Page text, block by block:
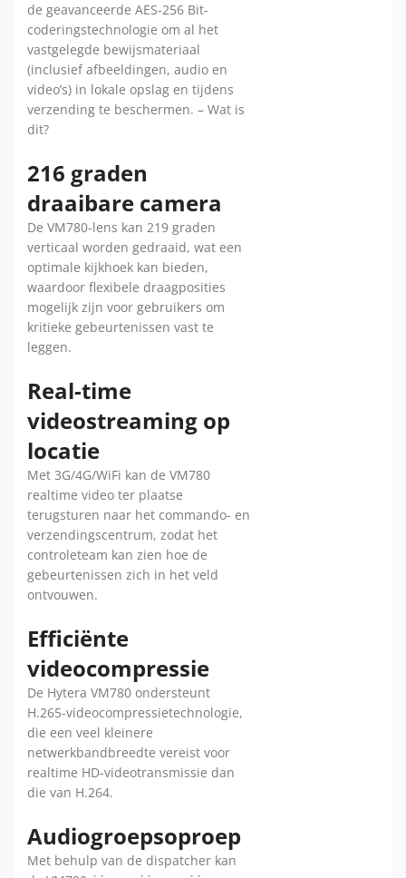
de geavanceerde AES-256 Bit-
coderingstechnologie om al het
vastgelegde bewijsmateriaal
(inclusief afbeeldingen, audio en
video’s) in lokale opslag en tijdens
verzending te beschermen. – Wat is
dit?
216 graden
draaibare camera
De VM780-lens kan 219 graden
verticaal worden gedraaid, wat een
optimale kijkhoek kan bieden,
waardoor flexibele draagposities
mogelijk zijn voor gebruikers om
kritieke gebeurtenissen vast te
leggen.
Real-time
videostreaming op
locatie
Met 3G/4G/WiFi kan de VM780
realtime video ter plaatse
terugsturen naar het commando- en
verzendingscentrum, zodat het
controleteam kan zien hoe de
gebeurtenissen zich in het veld
ontvouwen.
Efficiënte
videocompressie
De Hytera VM780 ondersteunt
H.265-videocompressietechnologie,
die een veel kleinere
netwerkbandbreedte vereist voor
realtime HD-videotransmissie dan
die van H.264.
Audiogroepsoproep
Met behulp van de dispatcher kan